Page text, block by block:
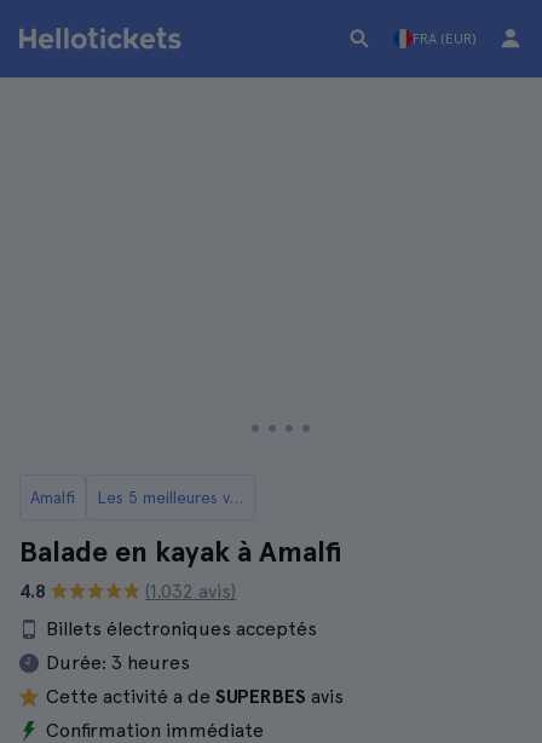
FRA (EUR)
Amalfi Les 5 meilleures visites d’Amalfi
Balade en kayak à Amalfi
4.8
(1.032 avis)
Billets électroniques acceptés
Durée: 3 heures
Cette activité a de SUPERBES avis
Confirmation immédiate